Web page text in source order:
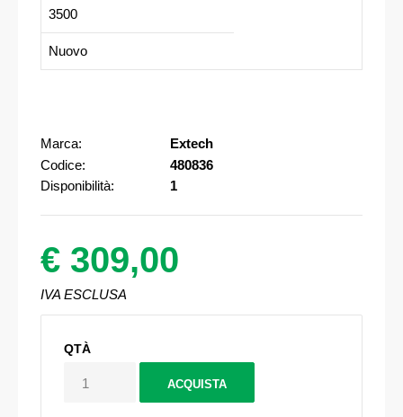
3500
Nuovo
Marca:
Extech
Codice:
480836
Disponibilità:
1
€ 309,00
IVA ESCLUSA
QTÀ